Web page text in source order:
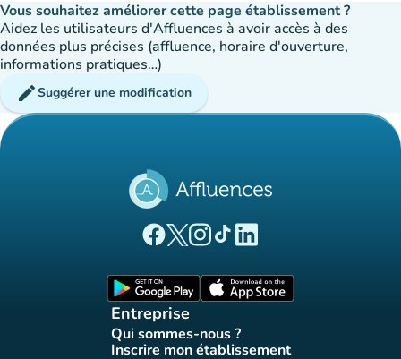
Vous souhaitez améliorer cette page établissement ?
Aidez les utilisateurs d'Affluences à avoir accès à des
données plus précises (affluence, horaire d'ouverture,
informations pratiques…)
editSuggérer une modification
(nouvel onglet)
(nouvel onglet)
(nouvel onglet)
(nouvel onglet)
(nouvel onglet)
Entreprise
Qui sommes-nous ?
(nouvel onglet)
Inscrire mon établissement